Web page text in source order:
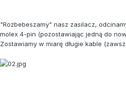
"Rozbebeszamy" nasz zasilacz,
molex 4-pin (pozostawiając jedną do
Zostawiamy w miarę długie kable